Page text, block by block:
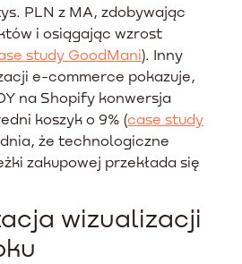
PLN z MA, zdobywając
i osiągając wzrost
study GoodMani). Inny
e-commerce pokazuje,
na Shopify konwersja
koszyk o 9% (case study
że technologiczne
zakupowej przekłada się
wizualizacji